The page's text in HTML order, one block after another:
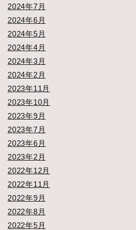
2024年7月
2024年6月
2024年5月
2024年4月
2024年3月
2024年2月
2023年11月
2023年10月
2023年9月
2023年7月
2023年6月
2023年2月
2022年12月
2022年11月
2022年9月
2022年8月
2022年5月